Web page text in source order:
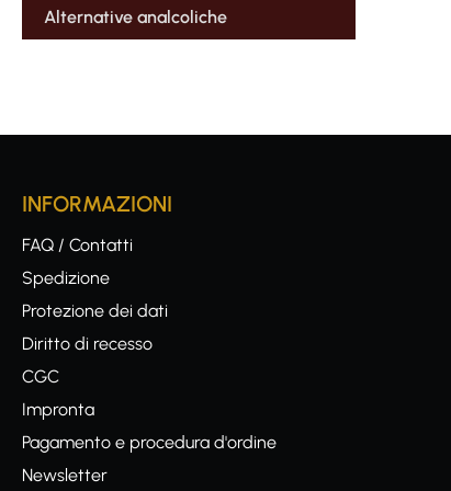
Alternative analcoliche
INFORMAZIONI
FAQ / Contatti
Spedizione
Protezione dei dati
Diritto di recesso
CGC
Impronta
Pagamento e procedura d'ordine
Newsletter